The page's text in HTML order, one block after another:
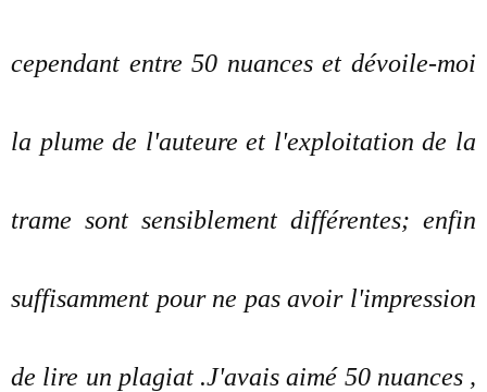
cependant entre 50 nuances et dévoile-moi
la plume de l'auteure et l'exploitation de la
trame sont sensiblement différentes; enfin
suffisamment pour ne pas avoir l'impression
de lire un plagiat .J'avais aimé 50 nuances ,